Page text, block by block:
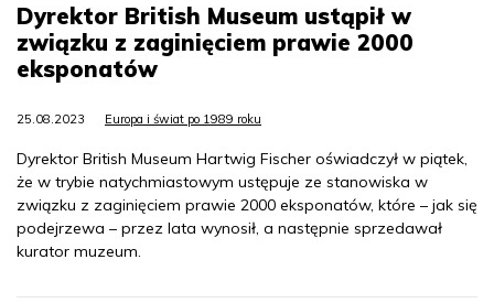
Dyrektor British Museum ustąpił w
związku z zaginięciem prawie 2000
eksponatów
25.08.2023 Europa i świat po 1989 roku
Dyrektor British Museum Hartwig Fischer oświadczył w piątek,
że w trybie natychmiastowym ustępuje ze stanowiska w
związku z zaginięciem prawie 2000 eksponatów, które – jak się
podejrzewa – przez lata wynosił, a następnie sprzedawał
kurator muzeum.